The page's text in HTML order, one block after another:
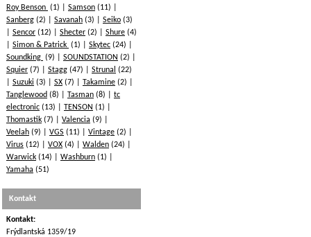
Roy Benson (1) Samson (11)
Sanberg (2) Savanah (3) Seiko (3)
Sencor (12) Shecter (2) Shure (4)
Simon & Patrick (1) Skytec (24)
Soundking (9) SOUNDSTATION (2)
Squier (7) Stagg (47) Strunal (22)
Suzuki (3) SX (7) Takamine (2)
Tanglewood (8) Tasman (8)
tc
electronic (13) TENSON (1)
Thomastik (7) Valencia (9)
Veelah (9) VGS (11) Vintage (2)
Virus (12) VOX (4) Walden (24)
Warwick (14) Washburn (1)
Yamaha (51)
Kontakt
Kontakt:
Frýdlantská 1359/19